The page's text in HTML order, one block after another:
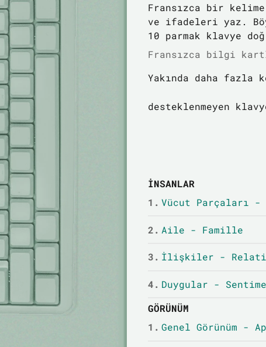
Fransızca bir
ve ifadeleri yaz.
10 parmak klavye
Fransızca bilgi
Yakında daha fazla
desteklenmeyen
İNSANLAR
1. Vücut Parçaları
2. Aile - Famille
3. İlişkiler -
4. Duygular -
GÖRÜNÜM
1. Genel Görünüm -